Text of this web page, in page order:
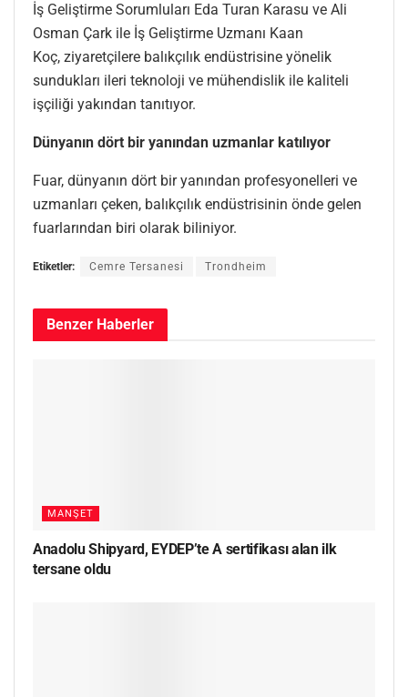
İş Geliştirme Sorumluları Eda Turan Karasu ve Ali
Osman Çark ile İş Geliştirme Uzmanı Kaan
Koç, ziyaretçilere balıkçılık endüstrisine yönelik
sundukları ileri teknoloji ve mühendislik ile kaliteli
işçiliği yakından tanıtıyor.
Dünyanın dört bir yanından uzmanlar katılıyor
Fuar, dünyanın dört bir yanından profesyonelleri ve
uzmanları çeken, balıkçılık endüstrisinin önde gelen
fuarlarından biri olarak biliniyor.
Etiketler: Cemre Tersanesi Trondheim
Benzer Haberler
MANŞET
Anadolu Shipyard, EYDEP’te A sertifikası alan ilk
tersane oldu